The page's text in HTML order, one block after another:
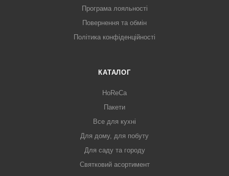
Програма лояльності
Повернення та обмін
Політика конфіденційності
КАТАЛОГ
HoReCa
Пакети
Все для кухні
Для дому, для побуту
Для саду та городу
Святковий асортимент